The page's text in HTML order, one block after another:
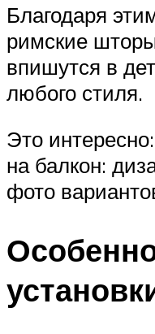
Благодаря
римские
впишутся в
любого стиля.
Это
на балкон:
фото